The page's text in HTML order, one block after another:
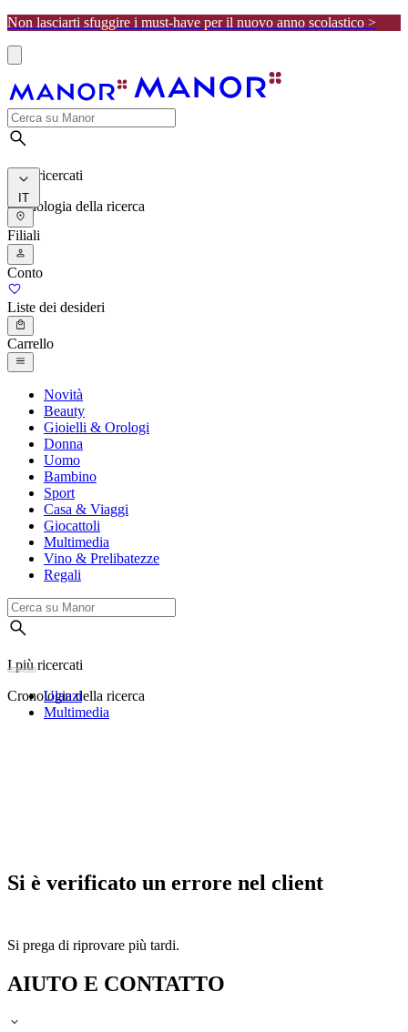
Non lasciarti sfuggire i must-have per il nuovo anno scolastico >
I più ricercati
Cronologia della ricerca
IT
Filiali
Conto
Liste dei desideri
Carrello
Novità
Beauty
Gioielli & Orologi
Donna
Uomo
Bambino
Sport
Casa & Viaggi
Giocattoli
Multimedia
Vino & Prelibatezze
Regali
I più ricercati
Cronologia della ricerca
Ulanzi
Multimedia
Si è verificato un errore nel client
Si prega di riprovare più tardi.
AIUTO E CONTATTO